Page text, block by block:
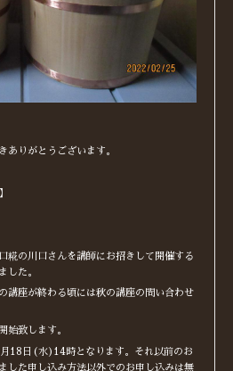
ありがとうございます。
糀の川口さんを講師にお招きして開催する
した。
講座が終わる頃には秋の講座の問い合わせ
始致します。
18日(水)14時となります。それ以前のお
した申し込み方法以外でのお申し込みは無